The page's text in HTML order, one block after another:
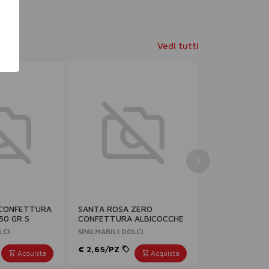
Vedi tutti
GR S
Acquista
SANTA ROSA ZERO
CONFETTURA ALBICOCCHE
300 GR S
SPALMABILI DOLCI
Acquista
€ 2,65/PZ